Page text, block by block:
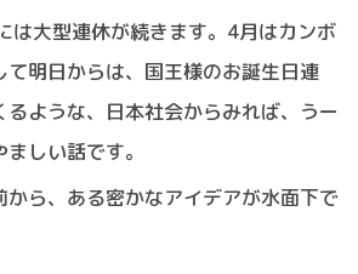
は大型連休が続きます。4月はカンボ
て明日からは、国王様のお誕生日連
ような、日本社会からみれば、うー
しい話です。
から、ある密かなアイデアが水面下で